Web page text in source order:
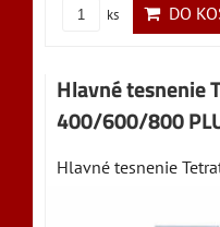
ks DO
Hlavné tesnenie
400/600/800
Hlavné tesnenie